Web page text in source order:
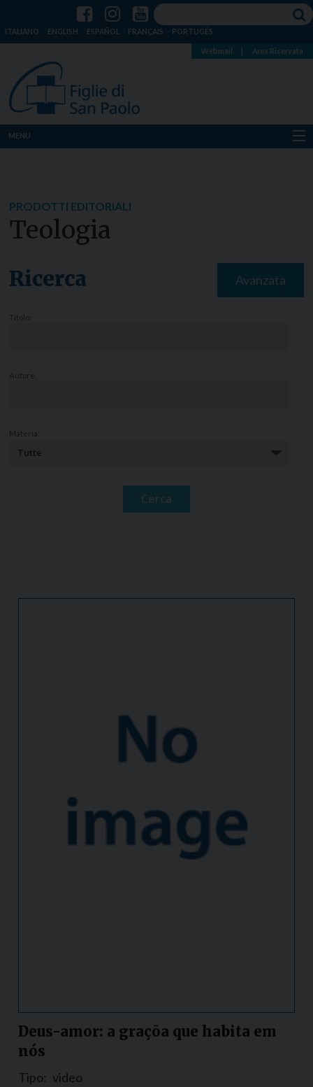
ITALIANO ENGLISH ESPAÑOL FRANÇAIS PORTUGÊS
Webmail Area Riservata
MENU
Notizie
PRODOTTI EDITORIALI
Teologia
Ricerca Avanzata
Titolo:
Autore:
Materia:
Deus-amor: a graçõa que habita em
nós
Tipo: video